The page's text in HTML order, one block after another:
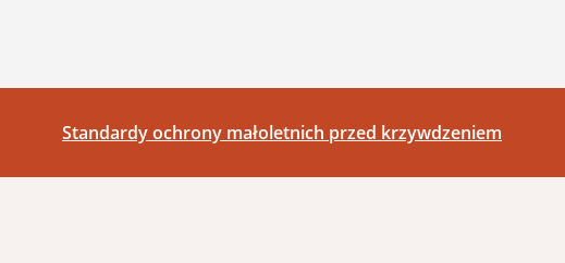
Standardy ochrony małoletnich przed krzywdzeniem